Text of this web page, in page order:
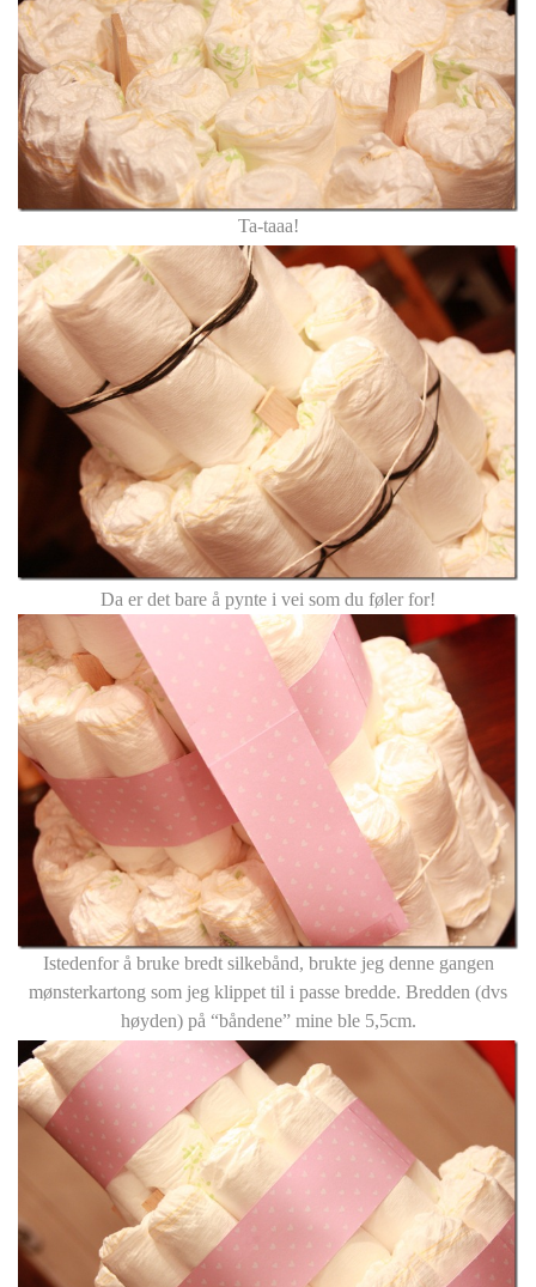
Ta-taaa!
Da er det bare å pynte i vei som du føler for!
Istedenfor å bruke bredt silkebånd, brukte jeg denne gangen
mønsterkartong som jeg klippet til i passe bredde. Bredden (dvs
høyden) på “båndene” mine ble 5,5cm.